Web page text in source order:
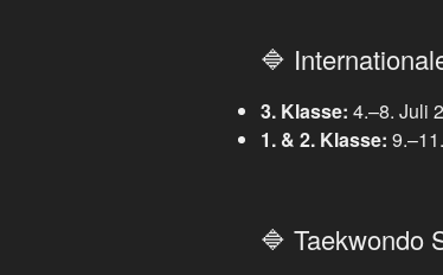
🔷
3. Klasse: 4.–8. Juli
1. & 2. Klasse:
🔷 Taekwondo